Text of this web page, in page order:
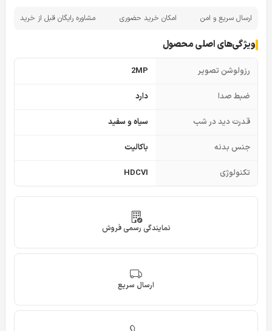
ارسال سریع و امن امکان خرید حضوری مشاوره رایگان قبل از خرید
ویژگی‌های اصلی محصول
رزولوشن تصویر 2MP
ضبط صدا دارد
قدرت دید در شب سیاه و سفید
جنس بدنه باکالیت
تکنولوژی HDCVI
نمایندگی رسمی فروش
ارسال سریع